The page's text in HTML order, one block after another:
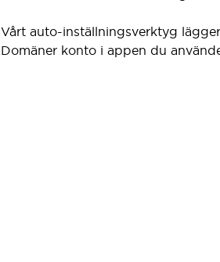
Vårt auto-inställningsverktyg
Domäner konto i appen du